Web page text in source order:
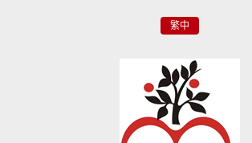
繁中